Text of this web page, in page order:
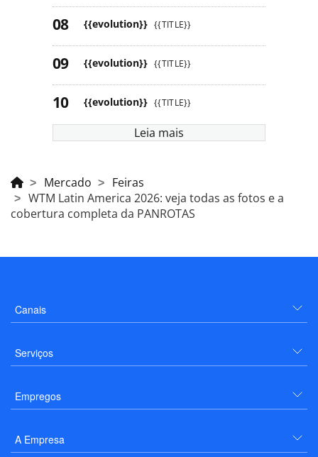
{{evolution}} {{TITLE}}
{{evolution}} {{TITLE}}
{{evolution}} {{TITLE}}
Leia mais
Mercado
Feiras
WTM Latin America 2026: veja todas as fotos e a
cobertura completa da PANROTAS
Canais
Serviços
Empregos
A Empresa